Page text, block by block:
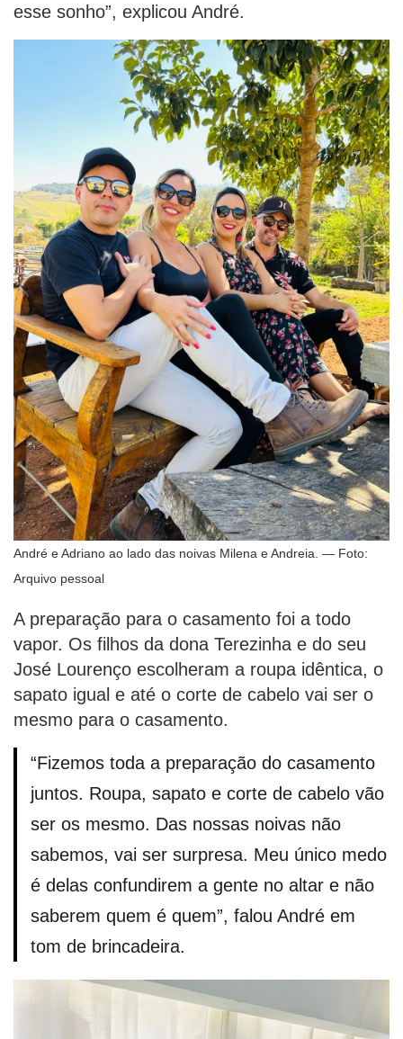
esse sonho”, explicou André.
André e Adriano ao lado das noivas Milena e Andreia. — Foto:
Arquivo pessoal
A preparação para o casamento foi a todo
vapor. Os filhos da dona Terezinha e do seu
José Lourenço escolheram a roupa idêntica, o
sapato igual e até o corte de cabelo vai ser o
mesmo para o casamento.
“Fizemos toda a preparação do casamento
juntos. Roupa, sapato e corte de cabelo vão
ser os mesmo. Das nossas noivas não
sabemos, vai ser surpresa. Meu único medo
é delas confundirem a gente no altar e não
saberem quem é quem”, falou André em
tom de brincadeira.